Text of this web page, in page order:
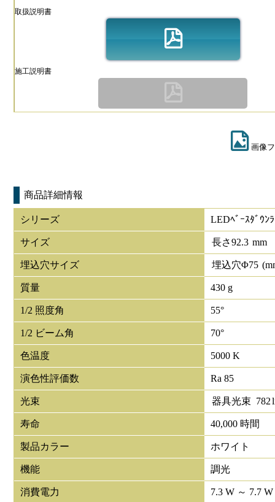
取扱説明書
施工説明書
画像
商品詳細情報
シリーズ LEDﾍﾞｰｽﾀﾞｳﾝ
サイズ 長さ92.3 mm
埋込穴サイズ 埋込穴Φ75
質量 430 g
1/2 照度角 55°
1/2 ビーム角 70°
色温度 5000 K
演色性評価数 Ra 85
光束 器具光束 782
寿命 40,000 時間
製品カラー ホワイト
機能 調光
消費電力 7.3 W ～ 7.7 W